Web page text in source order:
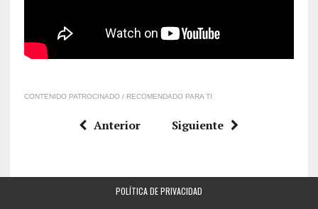
CONTENIDO PATROCINADO / RECOMENDADO PARA TI
Anterior Siguiente
POLÍTICA DE PRIVACIDAD